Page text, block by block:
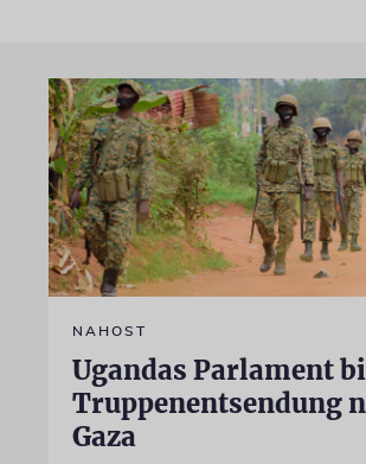
NAHOST
Ugandas Parlament
Truppenentsendung
Gaza